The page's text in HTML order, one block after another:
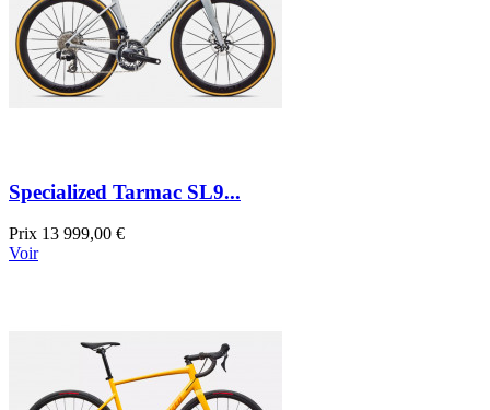
Specialized Tarmac SL9...
Prix 13 999,00 €
Voir